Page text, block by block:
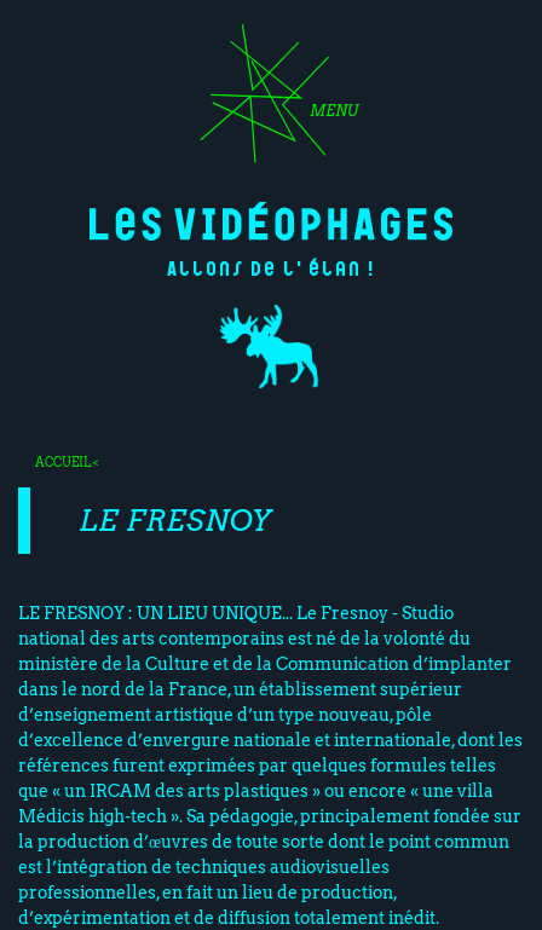
MENU
Allons de l'élan !
ACCUEIL<
LE FRESNOY
LE FRESNOY : UN LIEU UNIQUE... Le Fresnoy - Studio
national des arts contemporains est né de la volonté du
ministère de la Culture et de la Communication d’implanter
dans le nord de la France, un établissement supérieur
d’enseignement artistique d’un type nouveau, pôle
d’excellence d’envergure nationale et internationale, dont les
références furent exprimées par quelques formules telles
que « un IRCAM des arts plastiques » ou encore « une villa
Médicis high-tech ». Sa pédagogie, principalement fondée sur
la production d’œuvres de toute sorte dont le point commun
est l’intégration de techniques audiovisuelles
professionnelles, en fait un lieu de production,
d’expérimentation et de diffusion totalement inédit.